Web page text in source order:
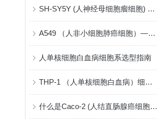
SH-SY5Y (人神经母细胞瘤细胞) 在神经生物学研究中的原理与应用
A549 （人非小细胞肺癌细胞）——肺腺癌机制与药物筛选的“病理模型”
人单核细胞白血病细胞系选型指南
THP-1 （人单核细胞白血病）细胞系采购与建立指南
什么是Caco-2 (人结直肠腺癌细胞) ？